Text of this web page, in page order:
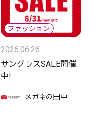
2026.06.26
サングラスSALE開催
中!
メガネの田中